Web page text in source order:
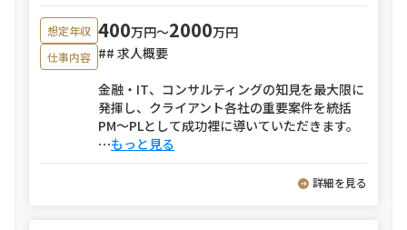
想定年収 400万円〜2000万円
仕事内容 ## 求人概要
金融・IT、コンサルティングの知見を最大限に
発揮し、クライアント各社の重要案件を統括
PM〜PLとして成功裡に導いていただきます。
⋯もっと見る
詳細を見る